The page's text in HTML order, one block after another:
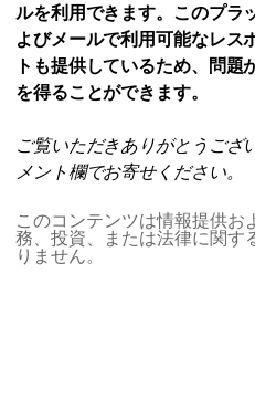
ルを利用できます。このプラ
よびメールで利用可能なレス
トも提供しているため、問
を得ることができます。
ご覧いただきありがとうござ
メント欄でお寄せください。
このコンテンツは情報提供
務、投資、または法律に関す
りません。